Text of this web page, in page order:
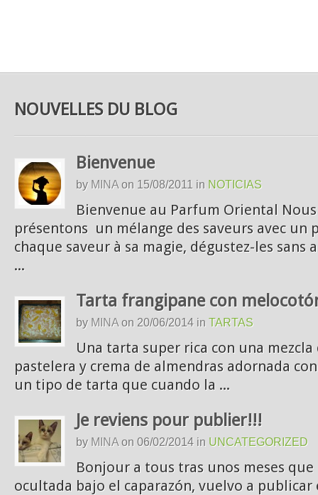
NOUVELLES DU BLOG
Bienvenue
by MINA on 15/08/2011 in NOTICIAS
Bienvenue au Parfum Oriental
présentons un mélange des saveurs avec un
chaque saveur à sa magie, dégustez-les sans
...
Tarta frangipane con
by MINA on 20/06/2014 in TARTAS
Una tarta super rica con una
pastelera y crema de almendras adornada
un tipo de tarta que cuando la ...
Je reviens pour publier!!!
by MINA on 06/02/2014 in UNCATEGORIZED
Bonjour a tous tras unos meses que
ocultada bajo el caparazón, vuelvo a